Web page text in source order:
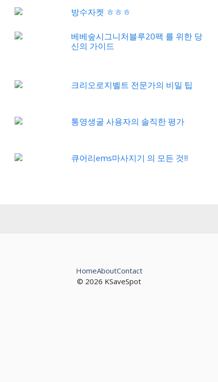
방수자켓 ㅎㅎㅎ
베베숲시그니처블루20팩 를 위한 당
신의 가이드
크리오로지벨트 전문가의 비밀 팁
통영생굴 사용자의 솔직한 평가
큐어리ems마사지기 의 모든 것!!
© 2026 KSaveSpot
HomeAboutContact